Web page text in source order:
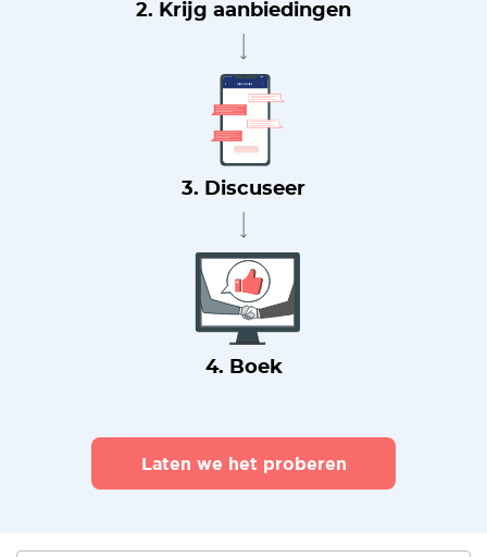
2. Krijg aanbiedingen
3. Discuseer
4. Boek
Laten we het proberen